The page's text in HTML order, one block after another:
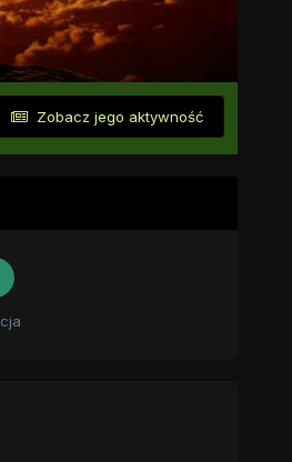
Zobacz jego aktywność